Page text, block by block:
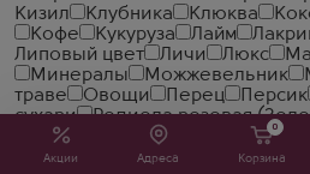
Акции Адреса
0
Корзина
Кизил
Клубника Клюква
Кофе
Кукуруза Лайм
Липовый цвет
Личи Люкс
Минералы
Можжевельник
траве
Овощи Перец Персик
сухари
Родиола розовая
Слива
Сливки Смородина
Белальфа
Тмин